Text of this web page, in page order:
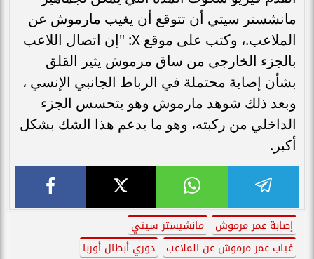
مانشستر سيتي أن تتوقع أن يغيب مارموش عن
الملاعب.، وكتب على موقع X: "إن اتصال اللاعب
بالجزء الخارجي من ساق مرموش يثير القلق
بشأن إصابة محتملة في الرباط الجانبي الإنسي ،
وبعد ذلك شوهد مارموش وهو يتحسس الجزء
الداخلي من ركبته، وهو ما يدعم هذا الشك بشكل
أكبر.
إصابة عمر مرموش
مانشيستر سيتي
غياب عمر مرموش عن الملاعب
دوري أبطال أوربا